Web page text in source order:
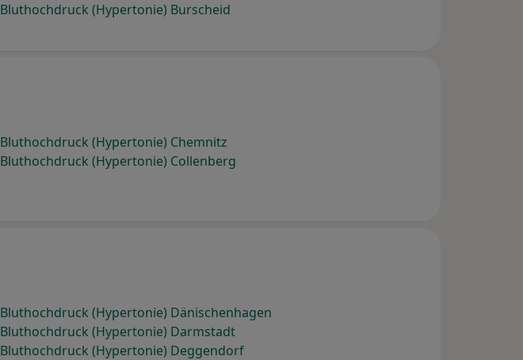
Bluthochdruck (Hypertonie) Burscheid
Bluthochdruck (Hypertonie) Chemnitz
Bluthochdruck (Hypertonie) Collenberg
Bluthochdruck (Hypertonie) Dänischenhagen
Bluthochdruck (Hypertonie) Darmstadt
Bluthochdruck (Hypertonie) Deggendorf